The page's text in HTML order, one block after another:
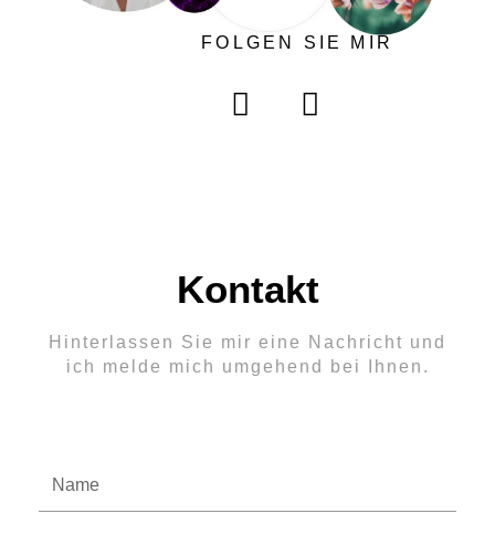
FOLGEN SIE MIR
n
a
o
Kontakt
Hinterlassen Sie mir eine Nachricht und
ich melde mich umgehend bei Ihnen.